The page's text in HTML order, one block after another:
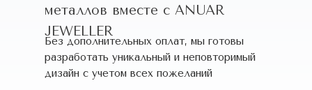
металлов вместе с ANUAR
JEWELLER
Без дополнительных оплат, мы готовы
разработать уникальный и неповторимый
дизайн c учетом всех пожеланий